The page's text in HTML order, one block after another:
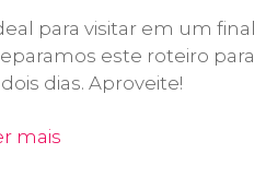
para visitar em um final
este roteiro para
dias. Aproveite!
mais